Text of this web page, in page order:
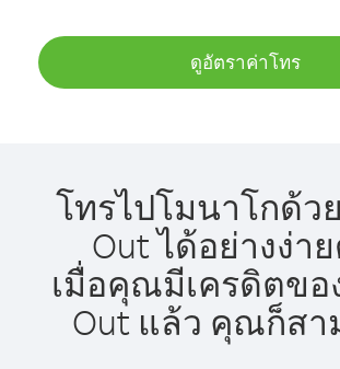
ดูอัตราค่าโทร
โทรไปโมนาโกด้ว
Out ได้อย่างง่า
เมื่อคุณมีเครดิตขอ
Out แล้ว คุณก็สา